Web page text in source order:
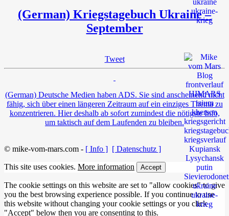
(German) Kriegstagebuch Ukraine –
September
Tweet
(German) Deutsche Medien haben ADS. Sie sind anscheinend nicht
fähig, sich über einen längeren Zeitraum auf ein einziges Thema zu
konzentrieren. Hier deshalb ab sofort zumindest die nötigste Info,
um taktisch auf dem Laufenden zu bleiben.
© mike-vom-mars.com - [ Info ] [ Datenschutz ]
This site uses cookies. More information Accept
The cookie settings on this website are set to "allow cookies" to give
you the best browsing experience possible. If you continue to use
this website without changing your cookie settings or you click
"Accept" below then you are consenting to this.